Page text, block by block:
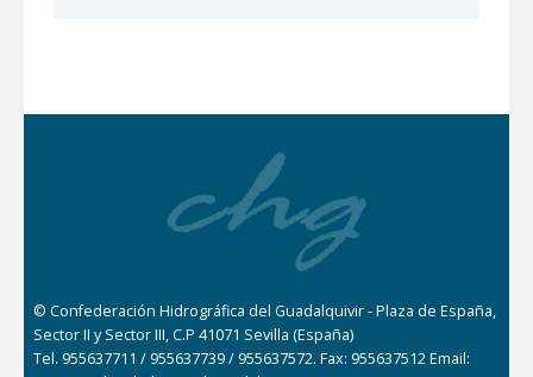
© Confederación Hidrográfica del Guadalquivir - Plaza de España,
Sector II y Sector III, C.P 41071 Sevilla (España)
Tel. 955637711 / 955637739 / 955637572. Fax: 955637512 Email: